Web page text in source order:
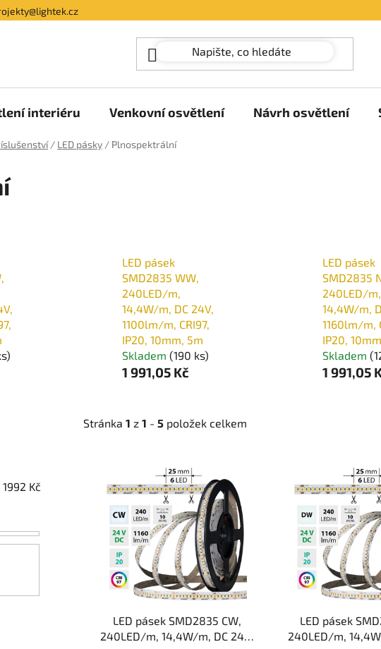
interiéru Venkovní osvětlení Návrh osvětlení
/ LED pásky / Plnospektrální
LED pásek
SMD2835 WW,
240LED/m,
14,4W/m, DC 24V,
1100lm/m, CRI97,
IP20, 10mm, 5m
Skladem (190 ks)
1 991,05 Kč
LED pásek
SMD2835
240LED/m,
14,4W/m,
1160lm/m,
IP20,
Skladem
1 991,05
1992 Kč
Stránka 1 z 1 - 5 položek celkem
LED pásek SMD2835 CW,
240LED/m, 14,4W/m, DC 24V,
LED pásek
240LED/m,